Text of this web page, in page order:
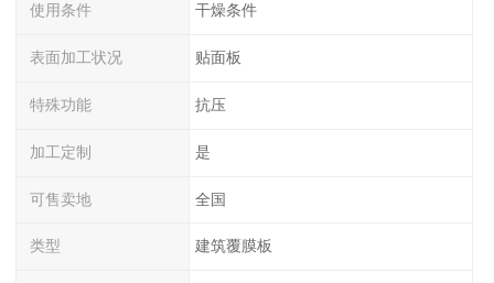
使用条件 干燥条件
表面加工状况 贴面板
特殊功能 抗压
加工定制 是
可售卖地 全国
类型 建筑覆膜板